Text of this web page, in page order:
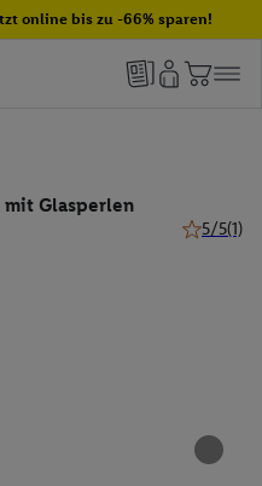
online bis zu -66% sparen!
mit Glasperlen
5/5(1)